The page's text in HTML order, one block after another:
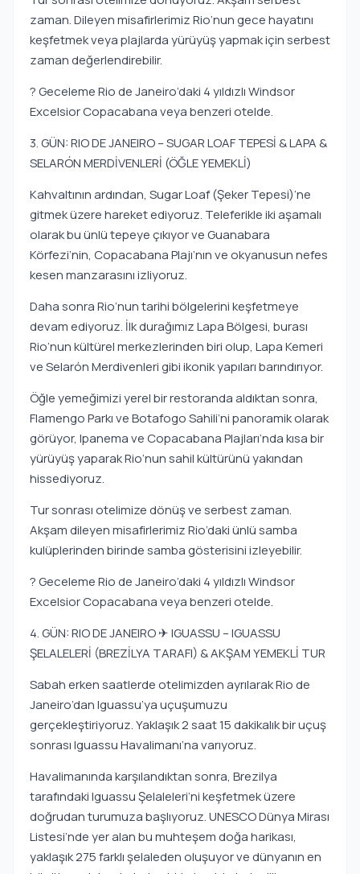
zaman. Dileyen misafirlerimiz Rio’nun gece hayatını
keşfetmek veya plajlarda yürüyüş yapmak için serbest
zaman değerlendirebilir.
? Geceleme Rio de Janeiro’daki 4 yıldızlı Windsor
Excelsior Copacabana veya benzeri otelde.
3. GÜN: RIO DE JANEIRO – SUGAR LOAF TEPESİ & LAPA &
SELARÓN MERDİVENLERİ (ÖĞLE YEMEKLİ)
Kahvaltının ardından, Sugar Loaf (Şeker Tepesi)’ne
gitmek üzere hareket ediyoruz. Teleferikle iki aşamalı
olarak bu ünlü tepeye çıkıyor ve Guanabara
Körfezi’nin, Copacabana Plajı’nın ve okyanusun nefes
kesen manzarasını izliyoruz.
Daha sonra Rio’nun tarihi bölgelerini keşfetmeye
devam ediyoruz. İlk durağımız Lapa Bölgesi, burası
Rio’nun kültürel merkezlerinden biri olup, Lapa Kemeri
ve Selarón Merdivenleri gibi ikonik yapıları barındırıyor.
Öğle yemeğimizi yerel bir restoranda aldıktan sonra,
Flamengo Parkı ve Botafogo Sahili’ni panoramik olarak
görüyor, Ipanema ve Copacabana Plajları’nda kısa bir
yürüyüş yaparak Rio’nun sahil kültürünü yakından
hissediyoruz.
Tur sonrası otelimize dönüş ve serbest zaman.
Akşam dileyen misafirlerimiz Rio’daki ünlü samba
kulüplerinden birinde samba gösterisini izleyebilir.
? Geceleme Rio de Janeiro’daki 4 yıldızlı Windsor
Excelsior Copacabana veya benzeri otelde.
4. GÜN: RIO DE JANEIRO ✈ IGUASSU – IGUASSU
ŞELALELERİ (BREZİLYA TARAFI) & AKŞAM YEMEKLİ TUR
Sabah erken saatlerde otelimizden ayrılarak Rio de
Janeiro’dan Iguassu’ya uçuşumuzu
gerçekleştiriyoruz. Yaklaşık 2 saat 15 dakikalık bir uçuş
sonrası Iguassu Havalimanı’na varıyoruz.
Havalimanında karşılandıktan sonra, Brezilya
tarafındaki Iguassu Şelaleleri’ni keşfetmek üzere
doğrudan turumuza başlıyoruz. UNESCO Dünya Mirası
Listesi’nde yer alan bu muhteşem doğa harikası,
yaklaşık 275 farklı şelaleden oluşuyor ve dünyanın en